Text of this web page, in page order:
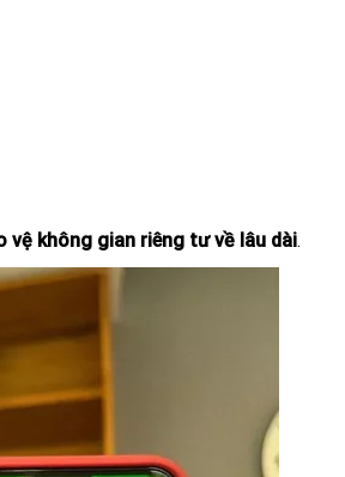
vệ không gian riêng tư về lâu dài.